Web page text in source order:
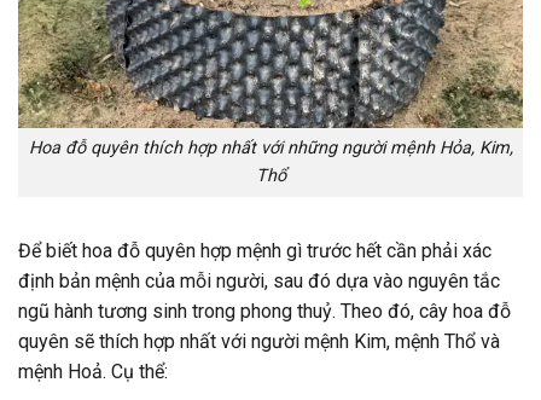
Hoa đỗ quyên thích hợp nhất với những người mệnh Hỏa, Kim,
Thổ
Để biết hoa đỗ quyên hợp mệnh gì trước hết cần phải xác
định bản mệnh của mỗi người, sau đó dựa vào nguyên tắc
ngũ hành tương sinh trong phong thuỷ. Theo đó, cây hoa đỗ
quyên sẽ thích hợp nhất với người mệnh Kim, mệnh Thổ và
mệnh Hoả. Cụ thể: